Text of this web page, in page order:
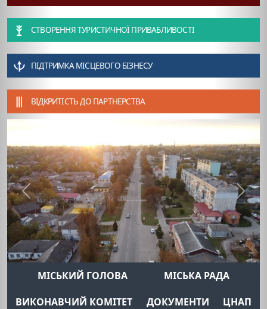
СТВОРЕННЯ ТУРИСТИЧНОЇ ПРИВАБЛИВОСТІ
ПІДТРИМКА МІСЦЕВОГО БІЗНЕСУ
ВІДКРИТІСТЬ ДО ПАРТНЕРСТВА
Previous Next
МІСЬКИЙ ГОЛОВА
МІСЬКА РАДА
ВИКОНАВЧИЙ КОМІТЕТ
ДОКУМЕНТИ ЦНАП